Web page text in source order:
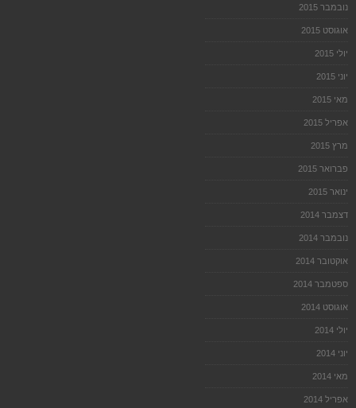
נובמבר 2015
אוגוסט 2015
יולי 2015
יוני 2015
מאי 2015
אפריל 2015
מרץ 2015
פברואר 2015
ינואר 2015
דצמבר 2014
נובמבר 2014
אוקטובר 2014
ספטמבר 2014
אוגוסט 2014
יולי 2014
יוני 2014
מאי 2014
אפריל 2014